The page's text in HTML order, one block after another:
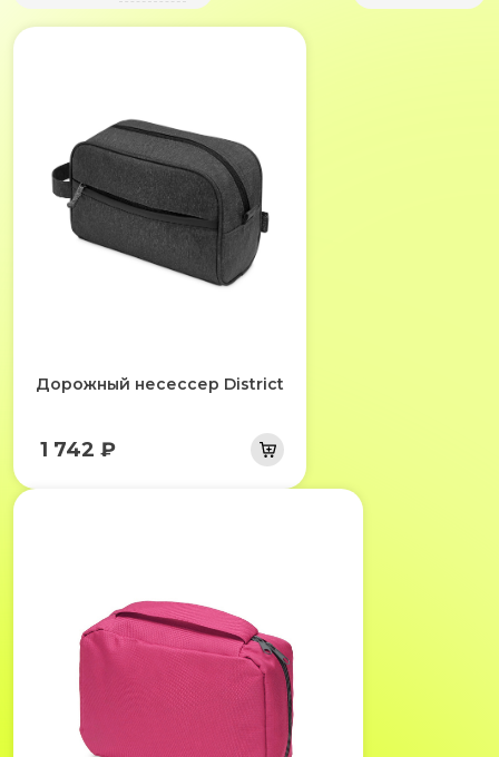
Дорожный несессер District
1 742 ₽